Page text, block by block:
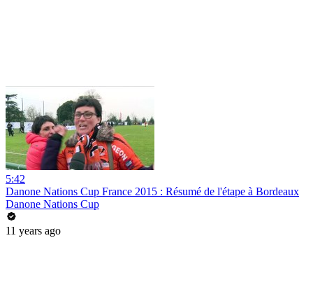
5:42
Danone Nations Cup France 2015 : Résumé de l'étape à Bordeaux
Danone Nations Cup
11 years ago